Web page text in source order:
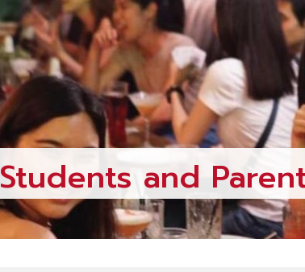
Students and